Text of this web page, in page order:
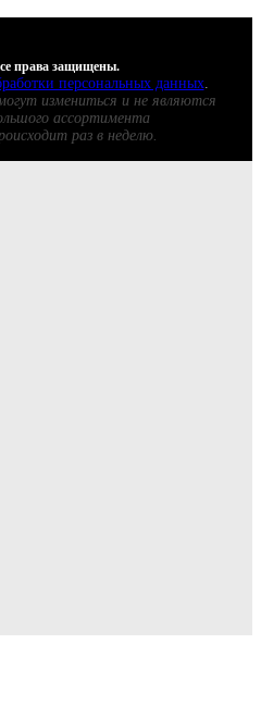
права защищены.
персональных данных.
измениться и не являются
ассортимента
раз в неделю.